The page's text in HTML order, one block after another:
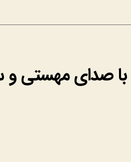
با صدای مهستی و